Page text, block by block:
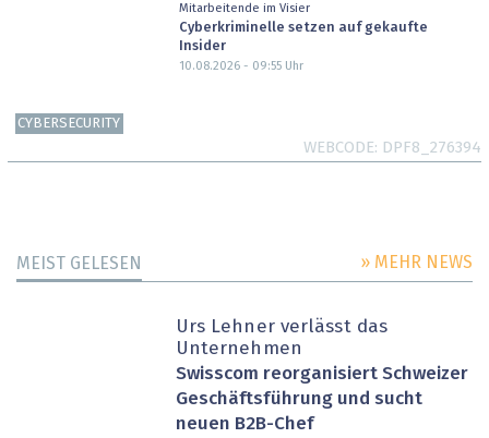
Mitarbeitende im Visier
Cyberkriminelle setzen auf gekaufte
Insider
10.08.2026 - 09:55Uhr
CYBERSECURITY
WEBCODE DPF8_276394
MEIST GELESEN » MEHR NEWS
Urs Lehner verlässt das
Unternehmen
Swisscom reorganisiert Schweizer
Geschäftsführung und sucht
neuen B2B-Chef